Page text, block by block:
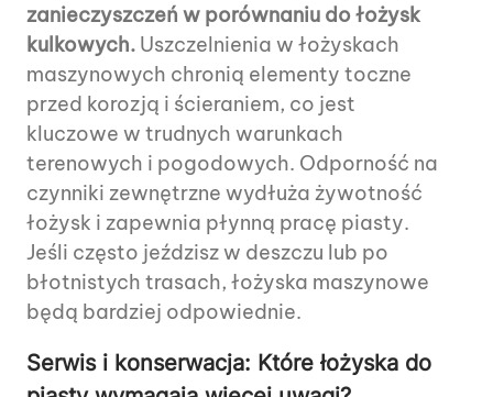
zanieczyszczeń w porównaniu do łożysk
kulkowych. Uszczelnienia w łożyskach
maszynowych chronią elementy toczne
przed korozją i ścieraniem, co jest
kluczowe w trudnych warunkach
terenowych i pogodowych. Odporność na
czynniki zewnętrzne wydłuża żywotność
łożysk i zapewnia płynną pracę piasty.
Jeśli często jeździsz w deszczu lub po
błotnistych trasach, łożyska maszynowe
będą bardziej odpowiednie.
Serwis i konserwacja: Które łożyska do